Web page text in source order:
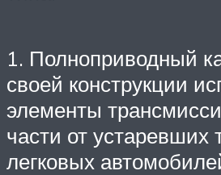
1. Полноприводный
своей конструкции
элементы
части от устаревших
легковых